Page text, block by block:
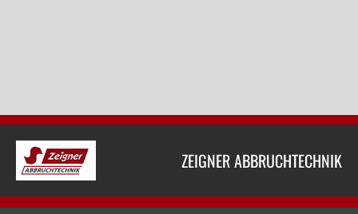
ZEIGNER ABBRUCHTECHNIK